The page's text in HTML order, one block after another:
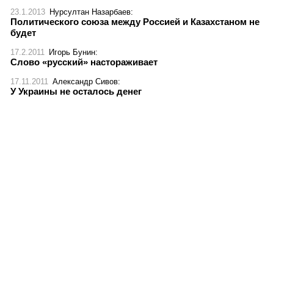
23.1.2013 Нурсултан Назарбаев:
Политического союза между Россией и Казахстаном не
будет
17.2.2011 Игорь Бунин:
Слово «русский» настораживает
17.11.2011 Александр Сивов:
У Украины не осталось денег